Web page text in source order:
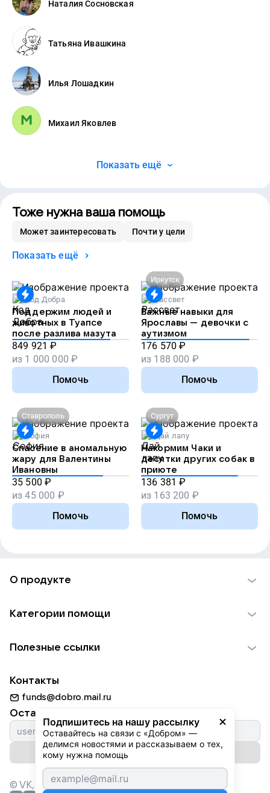
Наталия Сосновская
Татьяна Ивашкина
Илья Лошадкин
Михаил Яковлев
Показать ещё
Тоже нужна ваша помощь
Может заинтересовать Почти у цели
Показать ещё
Код Добра
Поддержим людей и
животных в Туапсе
после разлива мазута
849 921 ₽
из 1 000 000 ₽
Помочь
Иркутск
Рассвет
Важные навыки для
Ярославы — девочки с
аутизмом
176 570 ₽
из 188 000 ₽
Помочь
Ставрополь
София
Спасение в аномальную
жару для Валентины
Ивановны
35 500 ₽
из45 000 ₽
Помочь
Сургут
Дай лапу
Накормим Чаки и
десятки других собак в
приюте
136 381 ₽
из 163 200 ₽
Помочь
Подпишитесь на нашу рассылку
Оставайтесь на связи с «Добром» —
делимся новостями и рассказываем о тех,
кому нужна помощь
О продукте
Использование материалов
Для НКО
Партнерам
Категории помощи
Пожилым
Животным
Природе
Культуре
Фондам
Полезные ссылки
Добрый день
Истории
Автоплатежи
Контакты
funds@dobro.mail.ru
Оставайтесь с нами
Подписаться на рассылку
© VK, 2026г. Все права защищены.